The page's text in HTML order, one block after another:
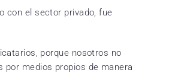
con el sector privado, fue
porque nosotros no
por medios propios de manera